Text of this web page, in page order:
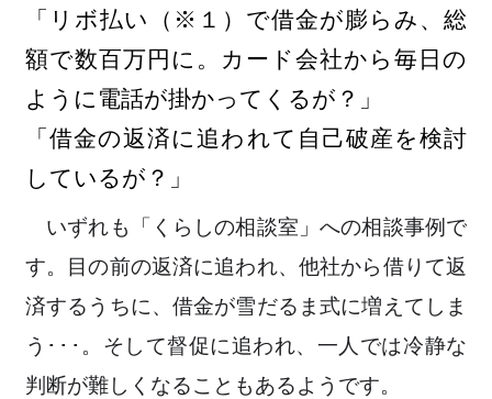
「リボ払い（※１）で借金が膨らみ、総
額で数百万円に。カード会社から毎日の
ように電話が掛かってくるが？」
「借金の返済に追われて自己破産を検討
しているが？」
いずれも「くらしの相談室」への相談事例で
す。目の前の返済に追われ、他社から借りて返
済するうちに、借金が雪だるま式に増えてしま
う･･･。そして督促に追われ、一人では冷静な
判断が難しくなることもあるようです。